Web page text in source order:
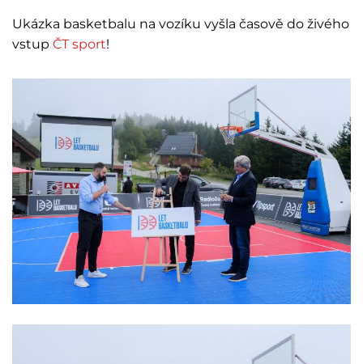
Ukázka basketbalu na vozíku vyšla časově do živého
vstup ČT sport!